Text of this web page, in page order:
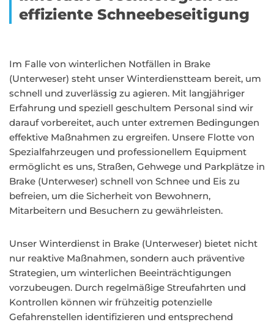
effiziente Schneebeseitigung
Im Falle von winterlichen Notfällen in Brake
(Unterweser) steht unser Winterdienstteam bereit, um
schnell und zuverlässig zu agieren. Mit langjähriger
Erfahrung und speziell geschultem Personal sind wir
darauf vorbereitet, auch unter extremen Bedingungen
effektive Maßnahmen zu ergreifen. Unsere Flotte von
Spezialfahrzeugen und professionellem Equipment
ermöglicht es uns, Straßen, Gehwege und Parkplätze in
Brake (Unterweser) schnell von Schnee und Eis zu
befreien, um die Sicherheit von Bewohnern,
Mitarbeitern und Besuchern zu gewährleisten.
Unser Winterdienst in Brake (Unterweser) bietet nicht
nur reaktive Maßnahmen, sondern auch präventive
Strategien, um winterlichen Beeinträchtigungen
vorzubeugen. Durch regelmäßige Streufahrten und
Kontrollen können wir frühzeitig potenzielle
Gefahrenstellen identifizieren und entsprechend